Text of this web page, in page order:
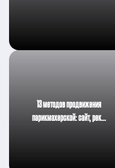
13 методов продвижения
парикмахерской: сайт, рек…